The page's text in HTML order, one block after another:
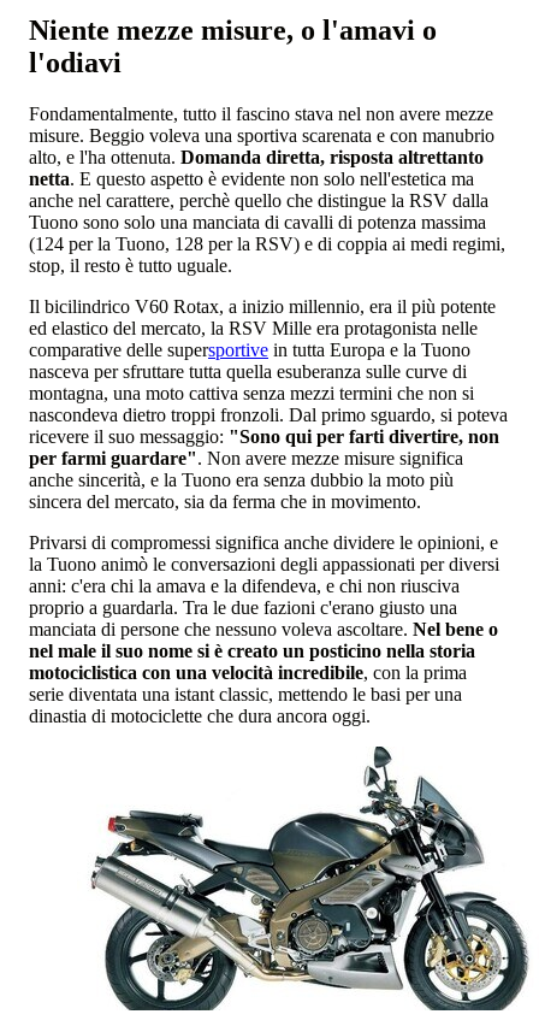
Niente mezze misure, o l'amavi o
l'odiavi
Fondamentalmente, tutto il fascino stava nel non avere mezze
misure. Beggio voleva una sportiva scarenata e con manubrio
alto, e l'ha ottenuta. Domanda diretta, risposta altrettanto
netta. E questo aspetto è evidente non solo nell'estetica ma
anche nel carattere, perchè quello che distingue la RSV dalla
Tuono sono solo una manciata di cavalli di potenza massima
(124 per la Tuono, 128 per la RSV) e di coppia ai medi regimi,
stop, il resto è tutto uguale.
Il bicilindrico V60 Rotax, a inizio millennio, era il più potente
ed elastico del mercato, la RSV Mille era protagonista nelle
comparative delle supersportive in tutta Europa e la Tuono
nasceva per sfruttare tutta quella esuberanza sulle curve di
montagna, una moto cattiva senza mezzi termini che non si
nascondeva dietro troppi fronzoli. Dal primo sguardo, si poteva
ricevere il suo messaggio: "Sono qui per farti divertire, non
per farmi guardare". Non avere mezze misure significa
anche sincerità, e la Tuono era senza dubbio la moto più
sincera del mercato, sia da ferma che in movimento.
Privarsi di compromessi significa anche dividere le opinioni, e
la Tuono animò le conversazioni degli appassionati per diversi
anni: c'era chi la amava e la difendeva, e chi non riusciva
proprio a guardarla. Tra le due fazioni c'erano giusto una
manciata di persone che nessuno voleva ascoltare. Nel bene o
nel male il suo nome si è creato un posticino nella storia
motociclistica con una velocità incredibile, con la prima
serie diventata una istant classic, mettendo le basi per una
dinastia di motociclette che dura ancora oggi.